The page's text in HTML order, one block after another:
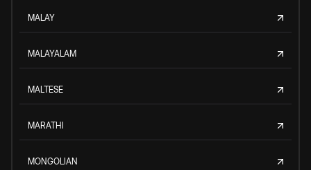
MALAY
MALAYALAM
MALTESE
MARATHI
MONGOLIAN